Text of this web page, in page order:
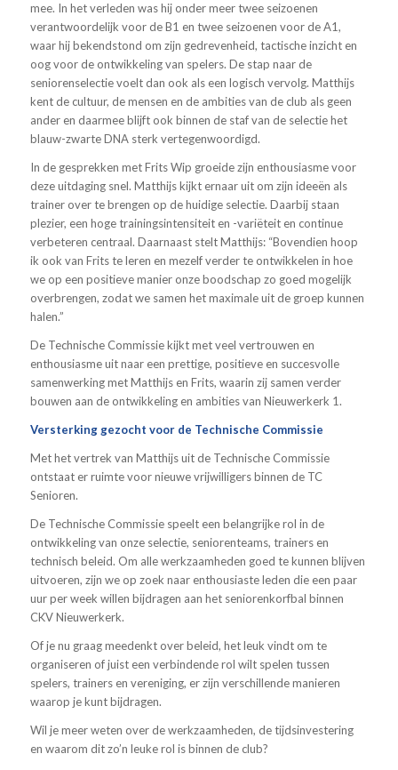
mee. In het verleden was hij onder meer twee seizoenen
verantwoordelijk voor de B1 en twee seizoenen voor de A1,
waar hij bekendstond om zijn gedrevenheid, tactische inzicht en
oog voor de ontwikkeling van spelers. De stap naar de
seniorenselectie voelt dan ook als een logisch vervolg. Matthijs
kent de cultuur, de mensen en de ambities van de club als geen
ander en daarmee blijft ook binnen de staf van de selectie het
blauw-zwarte DNA sterk vertegenwoordigd.
In de gesprekken met Frits Wip groeide zijn enthousiasme voor
deze uitdaging snel. Matthijs kijkt ernaar uit om zijn ideeën als
trainer over te brengen op de huidige selectie. Daarbij staan
plezier, een hoge trainingsintensiteit en -variëteit en continue
verbeteren centraal. Daarnaast stelt Matthijs: “Bovendien hoop
ik ook van Frits te leren en mezelf verder te ontwikkelen in hoe
we op een positieve manier onze boodschap zo goed mogelijk
overbrengen, zodat we samen het maximale uit de groep kunnen
halen.”
De Technische Commissie kijkt met veel vertrouwen en
enthousiasme uit naar een prettige, positieve en succesvolle
samenwerking met Matthijs en Frits, waarin zij samen verder
bouwen aan de ontwikkeling en ambities van Nieuwerkerk 1.
Versterking gezocht voor de Technische Commissie
Met het vertrek van Matthijs uit de Technische Commissie
ontstaat er ruimte voor nieuwe vrijwilligers binnen de TC
Senioren.
De Technische Commissie speelt een belangrijke rol in de
ontwikkeling van onze selectie, seniorenteams, trainers en
technisch beleid. Om alle werkzaamheden goed te kunnen blijven
uitvoeren, zijn we op zoek naar enthousiaste leden die een paar
uur per week willen bijdragen aan het seniorenkorfbal binnen
CKV Nieuwerkerk.
Of je nu graag meedenkt over beleid, het leuk vindt om te
organiseren of juist een verbindende rol wilt spelen tussen
spelers, trainers en vereniging, er zijn verschillende manieren
waarop je kunt bijdragen.
Wil je meer weten over de werkzaamheden, de tijdsinvestering
en waarom dit zo’n leuke rol is binnen de club?